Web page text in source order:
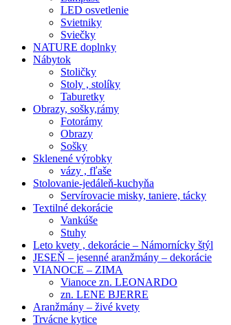
LED osvetlenie
Svietniky
Sviečky
NATURE doplnky
Nábytok
Stoličky
Stoly , stolíky
Taburetky
Obrazy, sošky,rámy
Fotorámy
Obrazy
Sošky
Sklenené výrobky
vázy , fľaše
Stolovanie-jedáleň-kuchyňa
Servírovacie misky, taniere, tácky
Textilné dekorácie
Vankúše
Stuhy
Leto kvety , dekorácie – Námornícky štýl
JESEŇ – jesenné aranžmány – dekorácie
VIANOCE – ZIMA
Vianoce zn. LEONARDO
zn. LENE BJERRE
Aranžmány – živé kvety
Trvácne kytice